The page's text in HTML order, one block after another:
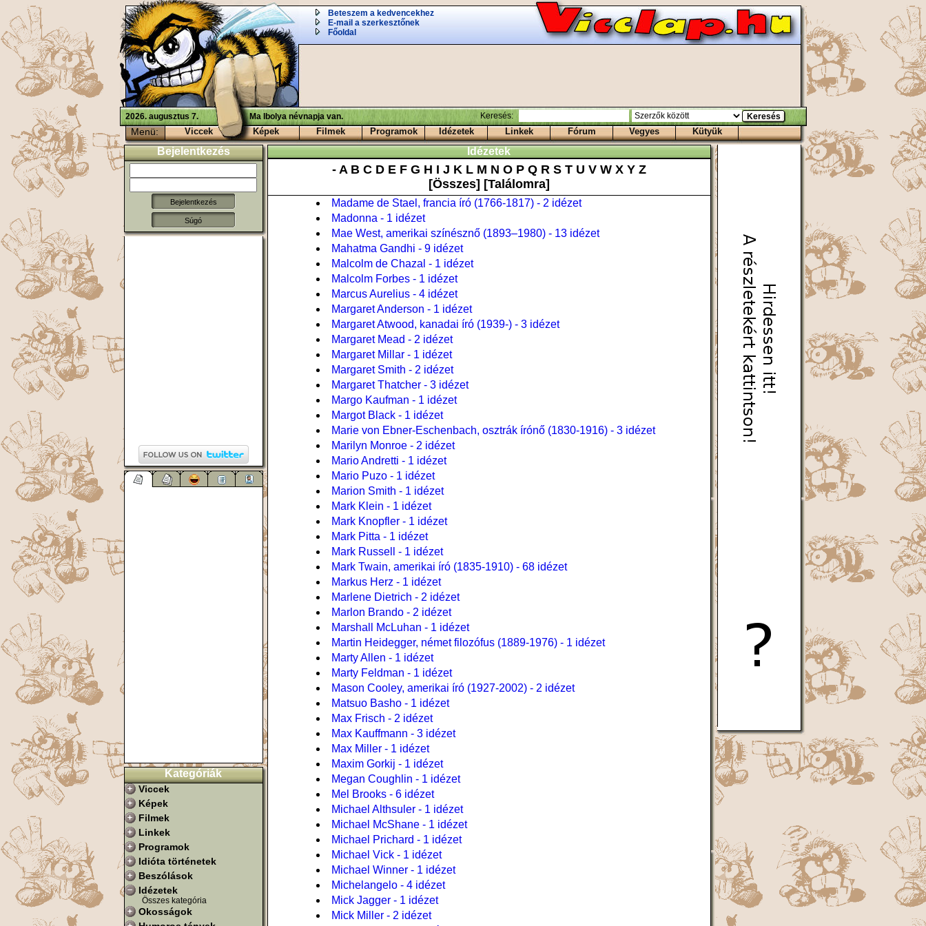
Beteszem a kedvencekhez
E-mail a szerkesztőnek
Főoldal
2026. augusztus 7. Ma Ibolya névnapja van. Keresés:
Menü: Viccek Képek Filmek Programok Idézetek Linkek Fórum Vegyes Kütyük
Bejelentkezés
Súgó
Kategóriák
Viccek
Képek
Filmek
Linkek
Programok
Idióta történetek
Beszólások
Idézetek
Összes kategória
Okosságok
Idézetek
- A B C D E F G H I J K L M N O P Q R S T U V W X Y Z
[Összes] [Találomra]
Madame de Stael, francia író (1766-1817) - 2 idézet
Madonna - 1 idézet
Mae West, amerikai színésznő (1893–1980) - 13 idézet
Mahatma Gandhi - 9 idézet
Malcolm de Chazal - 1 idézet
Malcolm Forbes - 1 idézet
Marcus Aurelius - 4 idézet
Margaret Anderson - 1 idézet
Margaret Atwood, kanadai író (1939-) - 3 idézet
Margaret Mead - 2 idézet
Margaret Millar - 1 idézet
Margaret Smith - 2 idézet
Margaret Thatcher - 3 idézet
Margo Kaufman - 1 idézet
Margot Black - 1 idézet
Marie von Ebner-Eschenbach, osztrák írónő (1830-1916) - 3 idézet
Marilyn Monroe - 2 idézet
Mario Andretti - 1 idézet
Mario Puzo - 1 idézet
Marion Smith - 1 idézet
Mark Klein - 1 idézet
Mark Knopfler - 1 idézet
Mark Pitta - 1 idézet
Mark Russell - 1 idézet
Mark Twain, amerikai író (1835-1910) - 68 idézet
Markus Herz - 1 idézet
Marlene Dietrich - 2 idézet
Marlon Brando - 2 idézet
Marshall McLuhan - 1 idézet
Martin Heidegger, német filozófus (1889-1976) - 1 idézet
Marty Allen - 1 idézet
Marty Feldman - 1 idézet
Mason Cooley, amerikai író (1927-2002) - 2 idézet
Matsuo Basho - 1 idézet
Max Frisch - 2 idézet
Max Kauffmann - 3 idézet
Max Miller - 1 idézet
Maxim Gorkij - 1 idézet
Megan Coughlin - 1 idézet
Mel Brooks - 6 idézet
Michael Althsuler - 1 idézet
Michael McShane - 1 idézet
Michael Prichard - 1 idézet
Michael Vick - 1 idézet
Michael Winner - 1 idézet
Michelangelo - 4 idézet
Mick Jagger - 1 idézet
Mick Miller - 2 idézet